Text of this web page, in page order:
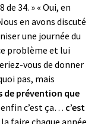
de 34. » « Oui, en
en avons discuté
une journée du
problème et lui
vous de donner
pas, mais
de prévention que
enfin c’est ça… c’est